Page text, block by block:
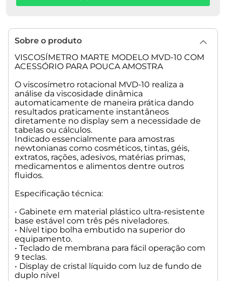
passo).
Acompanha: base de três pés, haste de sustentação,
protetor de spindle, maleta para transporte e manual de
instruções. Adaptador para pouca amostra: usado para que
principalmente se este produto possui um alto valor. O
adaptador de pouca amostra e composto de quatro spindles
especiais: 21#, 27#, 28# e 29#, que junto com seu
compartimento gasta, apenas de 5ml a 20ml de amostra.
Estes spindles são produzidos em aço inox 316.
Opcionais não inclusos: Spindle de baixa viscosidade R1,
Software, impressora, 6 spindles (R2 a R7) em aço inox 316
com estojo (preços sob consulta).
Peso líquido: 8,5 kg
Peso bruto: 9,0 kg
Dimensões da embalagem: 400x350x360 mm
Sobre o produto
VISCOSÍMETRO MARTE MODELO MVD-10 COM
ACESSÓRIO PARA POUCA AMOSTRA
O viscosímetro rotacional MVD-10 realiza a
análise da viscosidade dinâmica
automaticamente de maneira prática dando
resultados praticamente instantâneos
diretamente no display sem a necessidade de
tabelas ou cálculos.
Indicado essencialmente para amostras
newtonianas como cosméticos, tintas, géis,
extratos, rações, adesivos, matérias primas,
medicamentos e alimentos dentre outros
fluidos.
Especificação técnica:
• Gabinete em material plástico ultra-resistente
base estável com três pés niveladores.
• Nível tipo bolha embutido na superior do
equipamento.
• Teclado de membrana para fácil operação com
9 teclas.
• Display de cristal líquido com luz de fundo de
duplo nível